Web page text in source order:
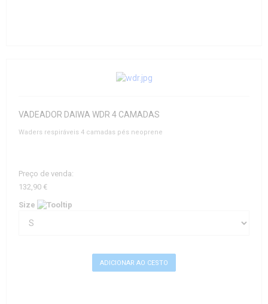
VADEADOR DAIWA WDR 4 CAMADAS
Waders respiráveis 4 camadas pés neoprene
Preço de venda:
132,90 €
Size